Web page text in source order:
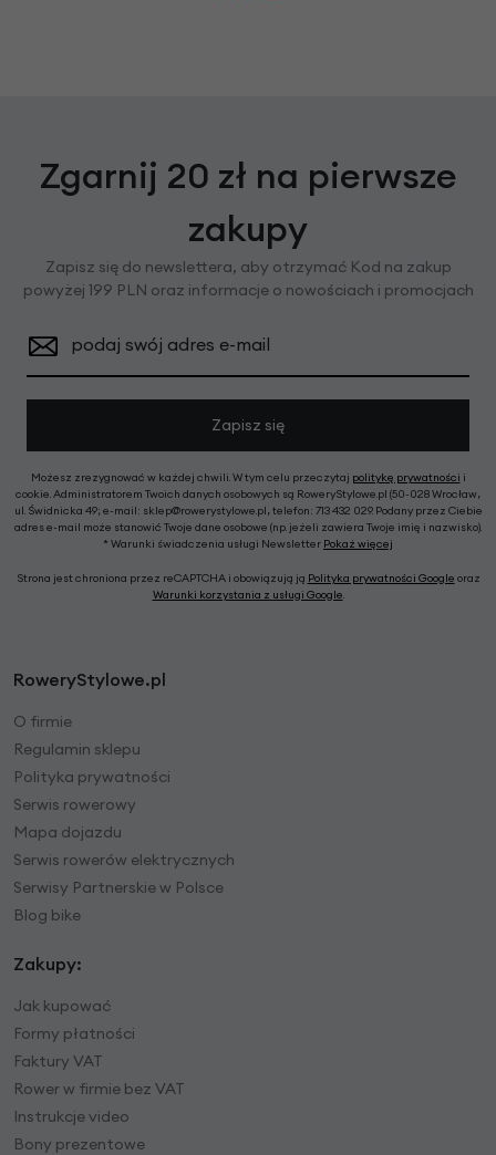
Zgarnij 20 zł na pierwsze
zakupy
Zapisz się do newslettera, aby otrzymać Kod na zakup
powyżej 199 PLN oraz informacje o nowościach i promocjach
podaj swój adres e-mail
Zapisz się
Możesz zrezygnować w każdej chwili. W tym celu przeczytaj politykę prywatności i
cookie. Administratorem Twoich danych osobowych są RoweryStylowe.pl (50-028 Wrocław,
ul. Świdnicka 49; e-mail: sklep@rowerystylowe.pl, telefon: 713 432 029. Podany przez Ciebie
adres e-mail może stanowić Twoje dane osobowe (np. jeżeli zawiera Twoje imię i nazwisko).
* Warunki świadczenia usługi Newsletter Pokaż więcej
Strona jest chroniona przez reCAPTCHA i obowiązują ją Polityka prywatności Google oraz
Warunki korzystania z usługi Google
RoweryStylowe.pl
O firmie
Regulamin sklepu
Polityka prywatności
Serwis rowerowy
Mapa dojazdu
Serwis rowerów elektrycznych
Serwisy Partnerskie w Polsce
Blog bike
Zakupy:
Jak kupować
Formy płatności
Faktury VAT
Rower w firmie bez VAT
Instrukcje video
Bony prezentowe